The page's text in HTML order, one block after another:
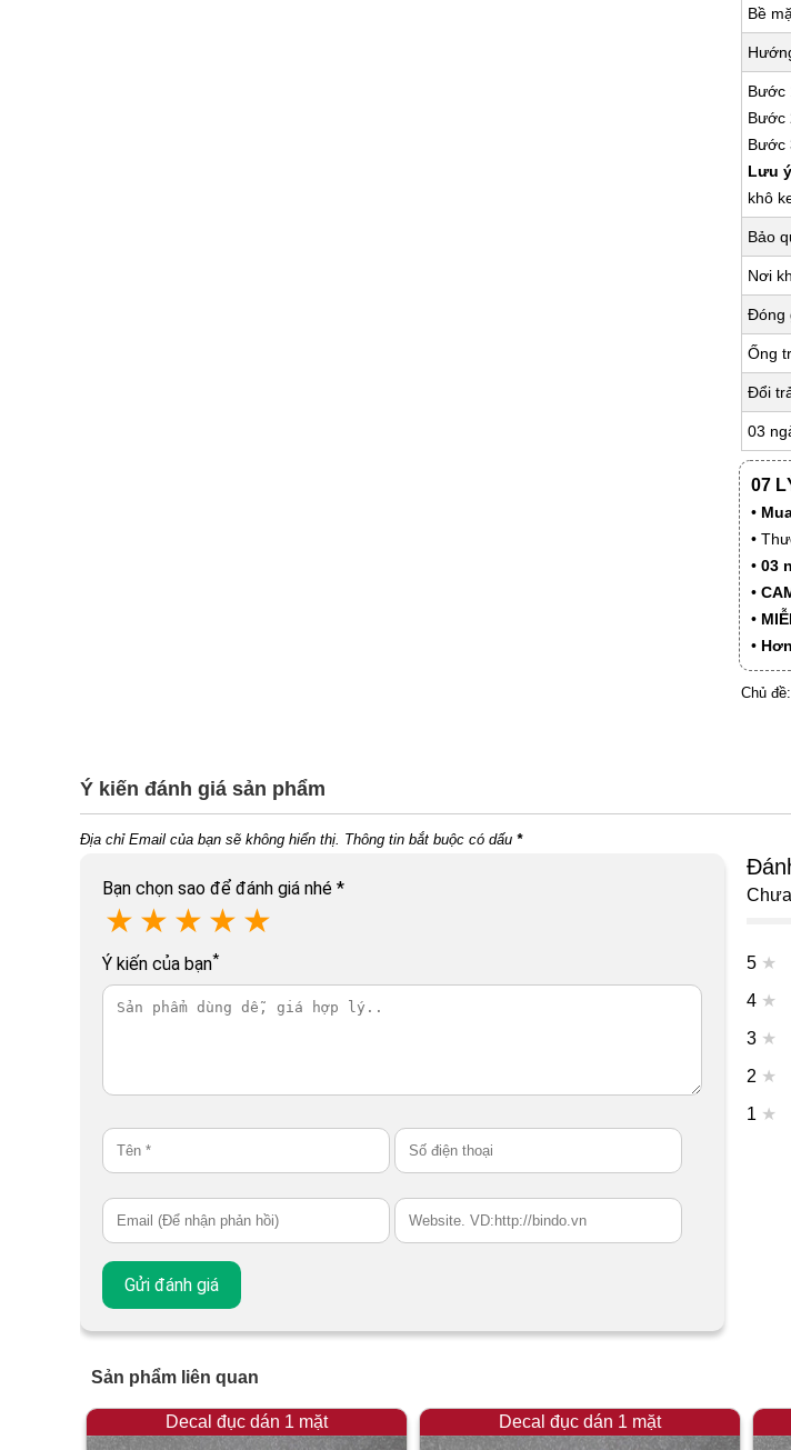
Bề
Bước
Bước
Bước
Lưu ý
khô
Bảo
Nơi
Đóng
Ống
Đổi
03
07
•
•
• 03
•
•
•
Chủ đề:
Ý kiến đánh giá sản phẩm
Địa chỉ Email của bạn sẽ không hiển thị. Thông tin bắt buộc có dấu *
Bạn chọn sao để đánh giá nhé *
★ ★ ★ ★ ★
Ý kiến của bạn* 5 ★
4 ★
3 ★
2 ★
1 ★
Sản phẩm liên quan
Decal đục dán 1 mặt Decal đục dán 1 mặt